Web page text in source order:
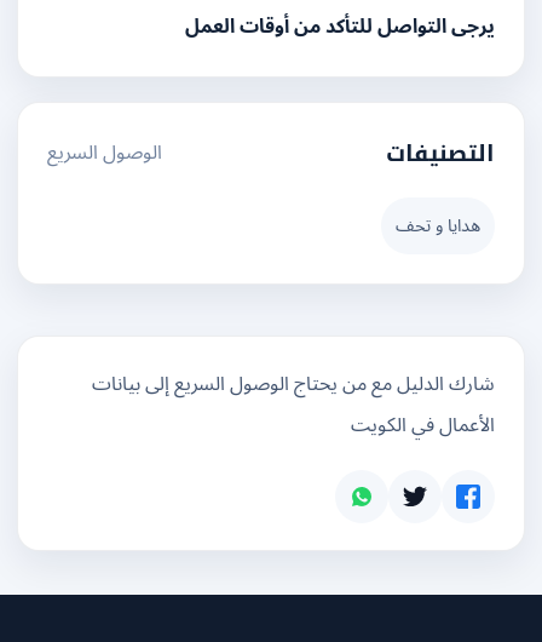
يرجى التواصل للتأكد من أوقات العمل
التصنيفات الوصول السريع
هدايا و تحف
شارك الدليل مع من يحتاج الوصول السريع إلى بيانات
الأعمال في الكويت